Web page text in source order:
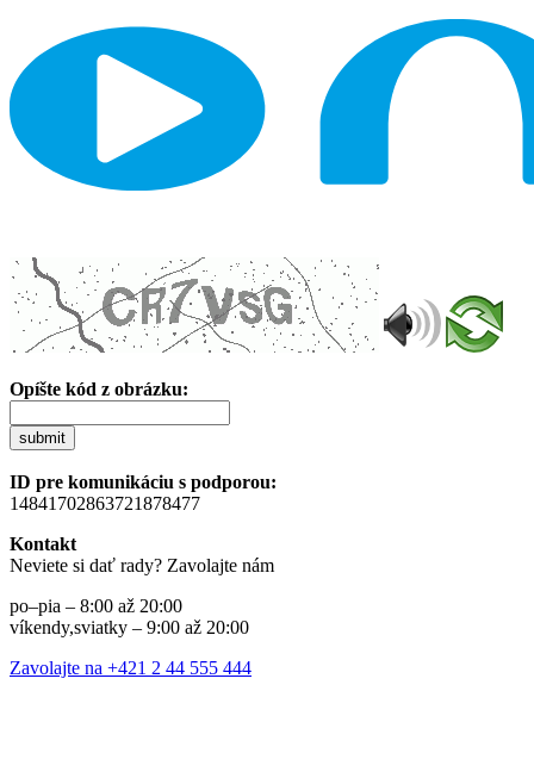
Opíšte kód z obrázku:
submit
ID pre komunikáciu s podporou:
14841702863721878477
Kontakt
Neviete si dať rady? Zavolajte nám
po–pia – 8:00 až 20:00
víkendy,sviatky – 9:00 až 20:00
Zavolajte na +421 2 44 555 444